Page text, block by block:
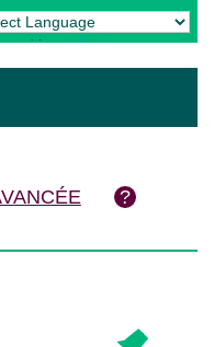
by Translate